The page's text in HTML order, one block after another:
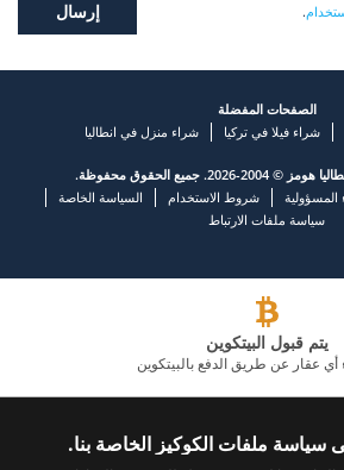
.
الصفحات المفضلة
شراء فيلا في تركيا شراء منزل في انطاليا
جميع الحقوق محفوظة.
المسؤولية
شروط الاستخدام
السياسة الخاصة
سياسة ملفات الارتباط
يتم قبول البيتكوين
عقار عن طريق الدفع بالبيتكوين
سياسة ملفات الكوكيز الخاصة بنا.